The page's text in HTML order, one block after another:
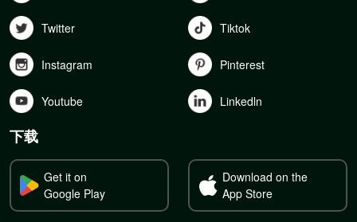
Twitter Tiktok
Instagram Pinterest
Youtube Linkedln
下载
Get it on
Google Play
Download on the
App Store